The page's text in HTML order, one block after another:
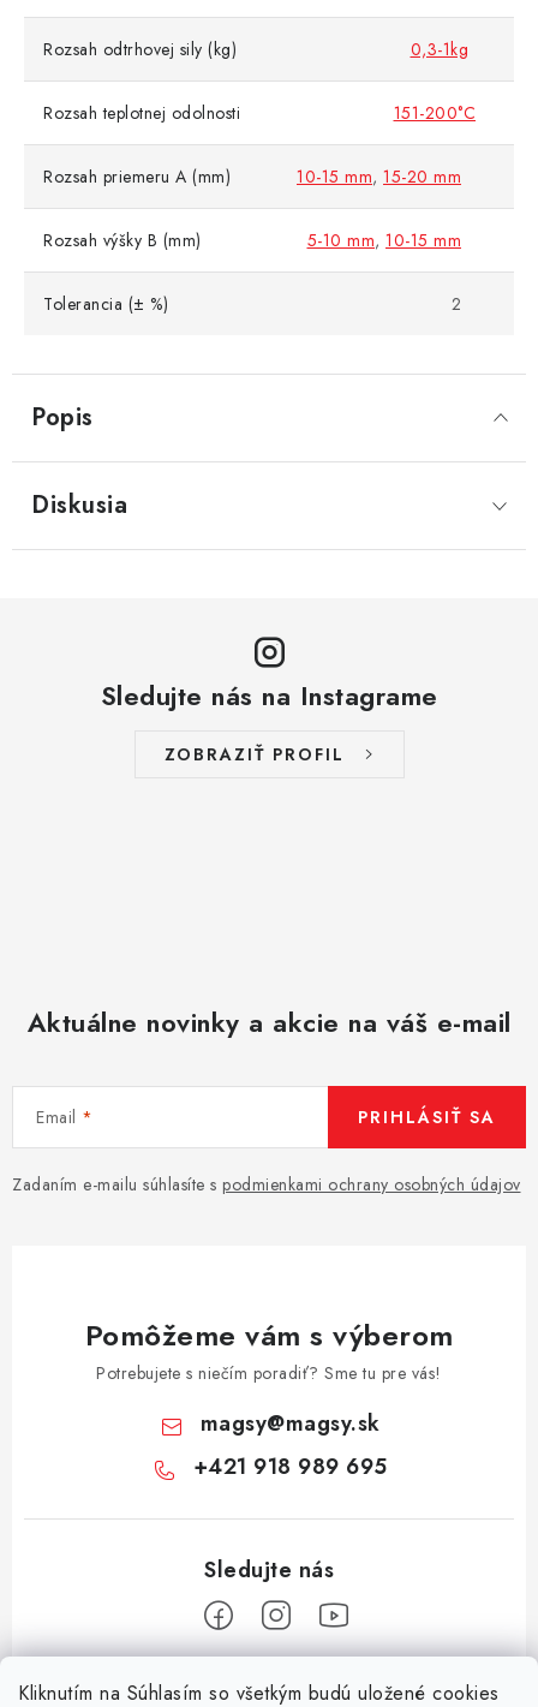
Kliknutím na Súhlasím so všetkým budú uložené cookies
Popis
Rozsah odtrhovej sily (kg) 0,3-1kg
Rozsah teplotnej odolnosti 151-200°C
Rozsah priemeru A (mm) 10-15 mm, 15-20 mm
Rozsah výšky B (mm) 5-10 mm, 10-15 mm
Tolerancia (± %) 2
Diskusia
Sledujte nás na Instagrame
ZOBRAZIŤ PROFIL
Aktuálne novinky a akcie na váš e-mail
Email
Zadaním e-mailu súhlasíte s podmienkami ochrany osobných údajov
PRIHLÁSIŤ SA
Pomôžeme vám s výberom
Potrebujete s niečím poradiť? Sme tu pre vás!
magsy@magsy.sk
+421 918 989 695